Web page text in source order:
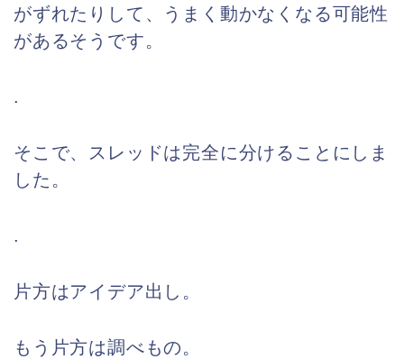
がずれたりして、うまく動かなくなる可能性
があるそうです。
.
そこで、スレッドは完全に分けることにしま
した。
.
片方はアイデア出し。
もう片方は調べもの。